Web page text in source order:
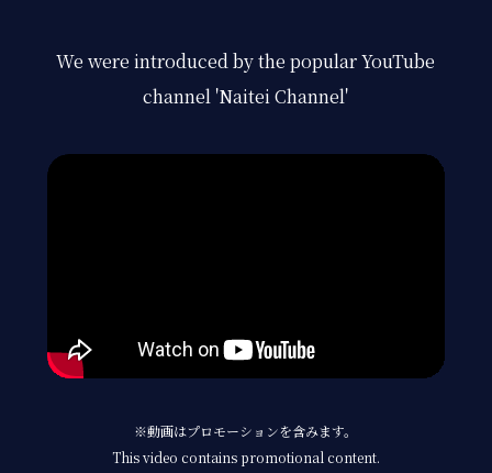
We were introduced by the popular YouTube
channel 'Naitei Channel'
※動画はプロモーションを含みます。
This video contains promotional content.